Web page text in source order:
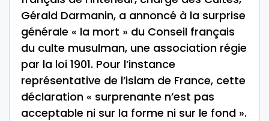
Gérald Darmanin, a annoncé à la surprise
générale « la mort » du Conseil français
du culte musulman, une association régie
par la loi 1901. Pour l’instance
représentative de l’islam de France, cette
déclaration « surprenante n’est pas
acceptable ni sur la forme ni sur le fond ».